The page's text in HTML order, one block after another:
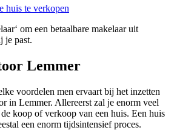
huis te verkopen
om een betaalbare makelaar uit
je past.
Lemmer
voordelen men ervaart bij het inzetten
in Lemmer. Allereerst zal je enorm veel
koop of verkoop van een huis. Een huis
een enorm tijdsintensief proces.